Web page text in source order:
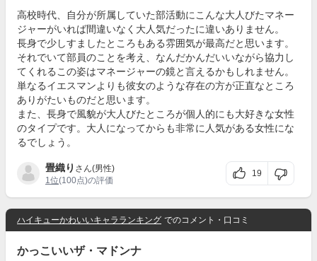
高校時代、自分が所属していた部活動にこんな大人びたマネー
ジャーがいれば間違いなく大人気だったに違いありません。
長身で少しすましたところもある雰囲気が最高だと思います。
それでいて部員のことを考え、なんだかんだいいながら協力し
てくれるこの姿はマネージャーの鏡と言えるかもしれません。
単なるイエスマンよりも彼女のような存在の方が正直なところ
ありがたいものだと思います。
また、長身で風貌が大人びたところが個人的にも大好きな女性
のタイプです。大人になってからも非常に人気がある女性にな
るでしょう。
畳織り さん(男性)
1位(100点)の評価
19
ハイキューかわいいキャラランキング でのコメント・口コミ
かっこいいザ・マドンナ